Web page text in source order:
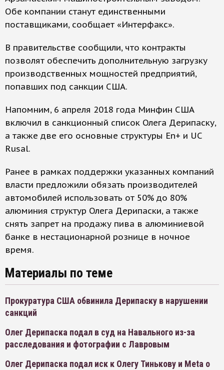
Обе компании станут единственными
поставщиками, сообщает «Интерфакс».
В правительстве сообщили, что контракты
позволят обеспечить дополнительную загрузку
производственных мощностей предприятий,
попавших под санкции США.
Напомним, 6 апреля 2018 года Минфин США
включил в санкционный список Олега Дерипаску,
а также две его основные структуры En+ и UC
Rusal.
Ранее в рамках поддержки указанных компаний
власти предложили обязать производителей
автомобилей использовать от 50% до 80%
алюминия структур Олега Дерипаски, а также
снять запрет на продажу пива в алюминиевой
банке в нестационарной рознице в ночное
время.
Материалы по теме
Прокуратура США обвинила Дерипаску в нарушении
санкций
Олег Дерипаска подал в суд на Навального из-за
расследования и фотографии с Лавровым
Олег Дерипаска подал иск к Олегу Тинькову и Meta о